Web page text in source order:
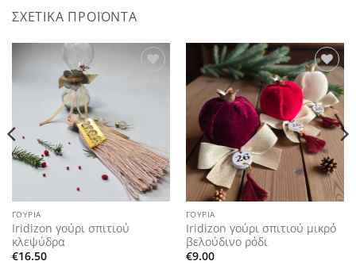
ΣΧΕΤΙΚΆ ΠΡΟΪΌΝΤΑ
ΓΟΎΡΙΑ
Iridizon γούρι σπιτιού
κλεψύδρα
€16.50
Add to
wishlist
ΓΟΎΡΙΑ
Iridizon γούρι σπιτιού μικρό
βελούδινο ρόδι
€9.00